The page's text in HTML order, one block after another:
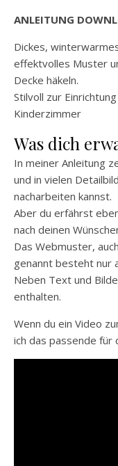
ANLEITUNG
Dickes,
effektvolles Muster
Decke häkeln.
Stilvoll zur
Kinderzimmer
Was dich
In meiner Anleitung
und in vielen
nacharbeiten kannst.
Aber du erfährst
nach deinen
Das Webmuster,
genannt besteht nur
Neben Text und
enthalten.
Wenn du ein Video
ich das passende für